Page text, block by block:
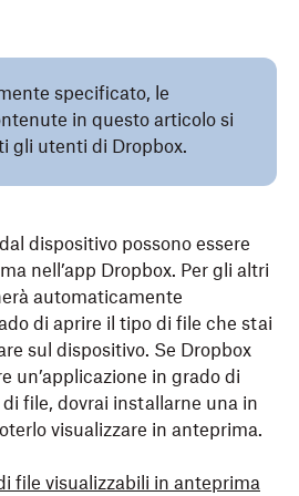
specificato, le
in questo articolo si
gli utenti di Dropbox.
dispositivo possono essere
nell’app Dropbox. Per gli altri
automaticamente
di aprire il tipo di file che stai
sul dispositivo. Se Dropbox
un’applicazione in grado di
file, dovrai installarne una in
visualizzare in anteprima.
file visualizzabili in anteprima